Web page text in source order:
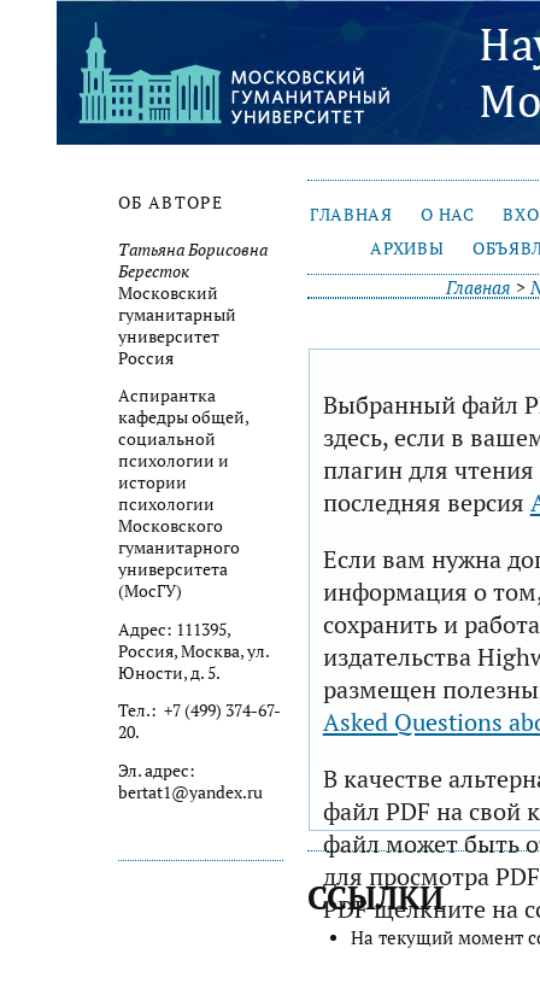
ОБ АВТОРЕ
Татьяна Борисовна
Бересток
Московский
гуманитарный
университет
Россия
Аспирантка
кафедры общей,
социальной
психологии и
истории
психологии
Московского
гуманитарного
университета
(МосГУ)
Адрес: 111395,
Россия, Москва, ул.
Юности, д. 5.
Тел.: +7 (499) 374-67-
20.
Эл. адрес:
bertat1@yandex.ru
ГЛАВНАЯ О НАС
АРХИВЫ
Главная >
Выбранный файл
здесь, если в
плагин для
последняя версия
Если вам нужна
информация о том,
сохранить и
издательства
размещен
Asked Questions
В качестве
файл PDF на свой
файл может быть
для просмотра
PDF щелкните на
ССЫЛКИ
На текущий момент